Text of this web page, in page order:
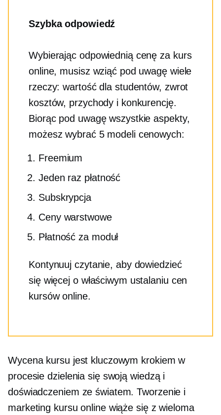
Szybka odpowiedź
Wybierając odpowiednią cenę za kurs
online, musisz wziąć pod uwagę wiele
rzeczy: wartość dla studentów, zwrot
kosztów, przychody i konkurencję.
Biorąc pod uwagę wszystkie aspekty,
możesz wybrać 5 modeli cenowych:
Freemium
Jeden raz płatność
Subskrypcja
Ceny warstwowe
Płatność za moduł
Kontynuuj czytanie, aby dowiedzieć
się więcej o właściwym ustalaniu cen
kursów online.
Wycena kursu jest kluczowym krokiem w
procesie dzielenia się swoją wiedzą i
doświadczeniem ze światem. Tworzenie i
marketing kursu online wiąże się z wieloma